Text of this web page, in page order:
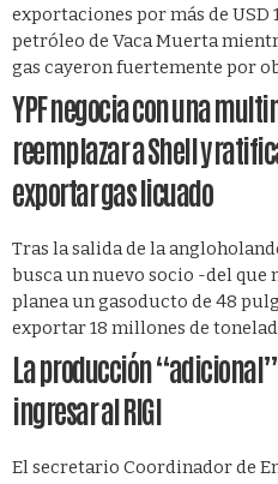
exportaciones por más de USD
petróleo de Vaca Muerta
gas cayeron fuertemente por
YPF negocia con una
reemplazar a Shell y
exportar gas licuado
Tras la salida de la
busca un nuevo socio -del que
planea un gasoducto de 48
exportar 18 millones de
La producción
ingresar al RIGI
El secretario Coordinador de